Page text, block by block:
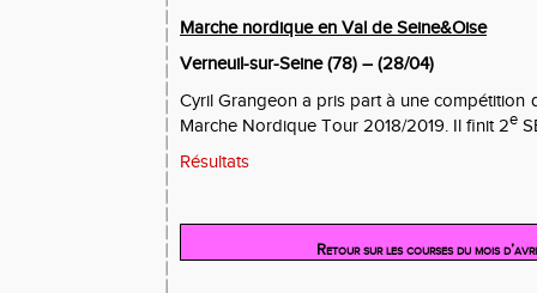
Marche nordique en Val de Seine&Oise
Verneuil-sur-Seine (78) – (28/04)
Cyril Grangeon a pris part à une compétition
Marche Nordique Tour 2018/2019. Il finit 2e
Résultats
Retour sur les courses du mois